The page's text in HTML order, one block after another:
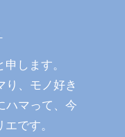
します。
り、モノ好き
ハマって、今
です。